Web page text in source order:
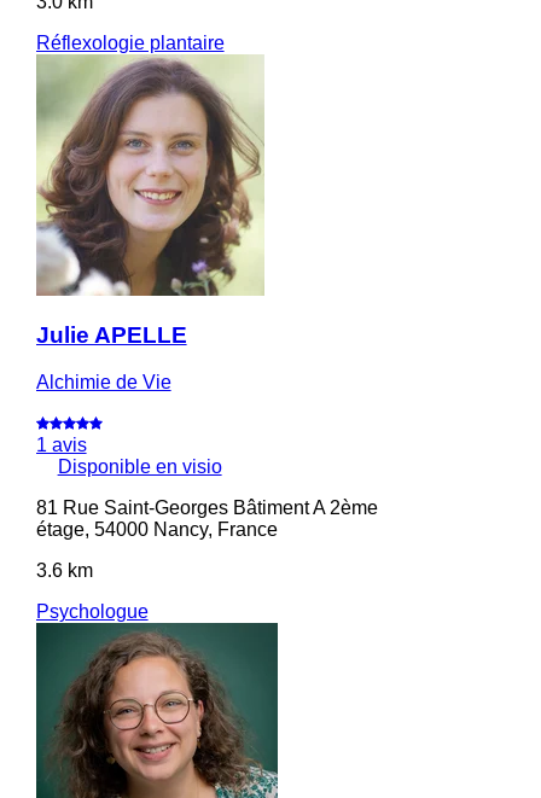
Réflexologie plantaire
Julie APELLE
Alchimie de Vie
1 avis
Disponible en visio
81 Rue Saint-Georges Bâtiment A 2ème
étage, 54000 Nancy, France
3.6 km
Psychologue